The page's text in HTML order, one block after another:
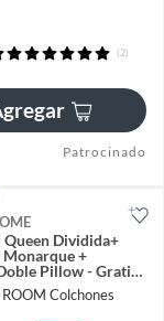
(2)
Patrocinado
Queen Dividida+
Monarque +
Pillow - Gratis
y Protector
Colchones